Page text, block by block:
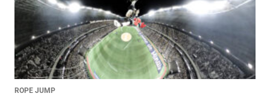
ROPE JUMP